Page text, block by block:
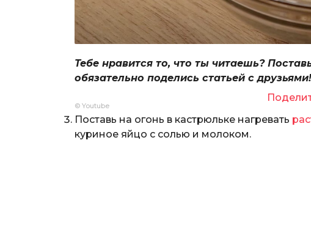
Тебе нравится то, что ты читаешь?
обязательно поделись статьей с друзьями!
© Youtube
Поставь на огонь в кастрюльке нагревать
куриное яйцо с солью и молоком.